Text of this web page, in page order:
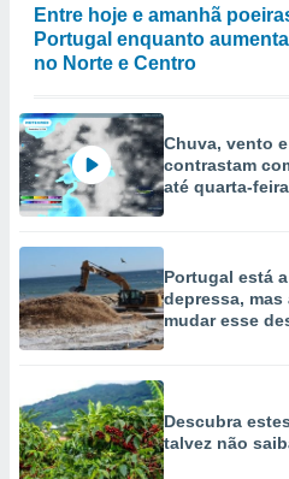
Entre hoje e amanhã
Portugal enquanto
no Norte e Centro
Chuva, vento
contrastam
até quarta-
Portugal está
depressa,
mudar esse
Descubra
talvez não